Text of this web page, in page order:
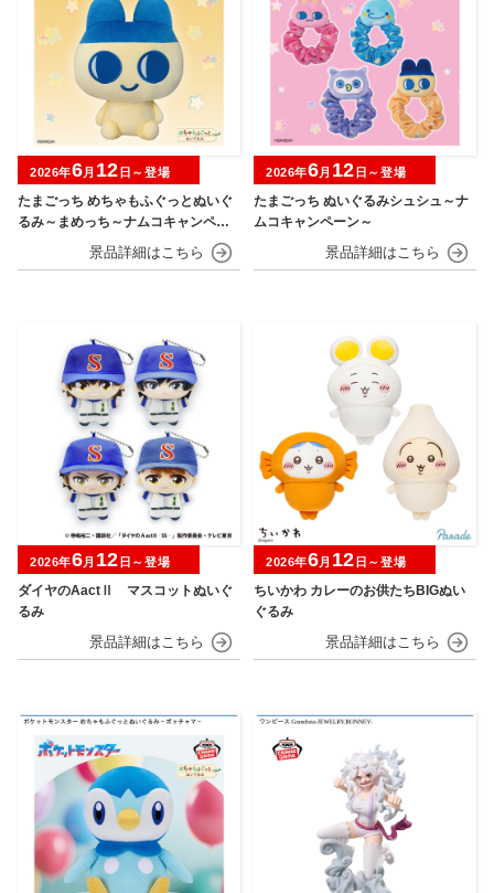
たまごっち めちゃもふぐっとぬいぐ
るみ～まめっち～ナムコキャンペー
2026年6月 12 日～登場
たまごっち ぬいぐるみシュシュ～ナ
ムコキャンペーン～
2026年6月 12 日～登場
ダイヤのAactⅡ マスコットぬいぐ
るみ
2026年6月 12 日～登場
ちいかわ カレーのお供たちBIGぬい
ぐるみ
2026年6月 12 日～登場